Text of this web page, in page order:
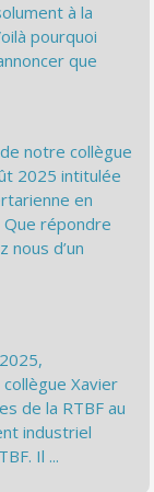
à la
pourquoi
que
notre collègue
2025 intitulée
en
Que répondre
nous d’un
Xavier
de la RTBF au
industriel
Il ...